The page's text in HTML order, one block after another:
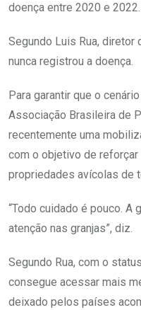
doença entre 2020 e 2022.
Segundo Luis Rua, diretor
nunca registrou a doença.
Para garantir que o
Associação Brasileira de
recentemente uma
com o objetivo de
propriedades avícolas de
“Todo cuidado é pouco.
atenção nas granjas”, diz.
Segundo Rua, com o
consegue acessar mais
deixado pelos países